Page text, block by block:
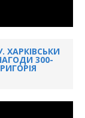
ХАРКІВСЬКИ
300-